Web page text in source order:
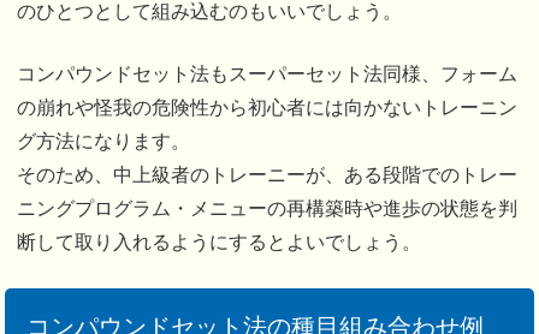
のひとつとして組み込むのもいいでしょう。
コンパウンドセット法もスーパーセット法同様、フォーム
の崩れや怪我の危険性から初心者には向かないトレーニン
グ方法になります。
そのため、中上級者のトレーニーが、ある段階でのトレー
ニングプログラム・メニューの再構築時や進歩の状態を判
断して取り入れるようにするとよいでしょう。
コンパウンドセット法の種目組み合わせ例